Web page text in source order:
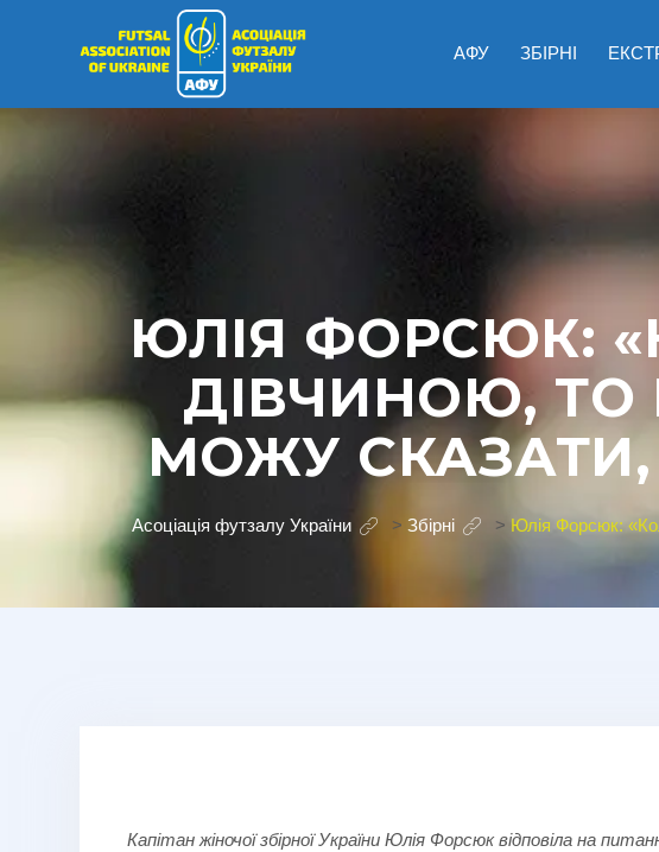
АФУ ЗБІРНІ
ЮЛІЯ ФОРСЮК:
ДІВЧИНОЮ, ТО
МОЖУ
Асоціація футзалу України > Збірні > Юлія Форсюк:
Капітан жіночої збірної України Юлія Форсюк відповіла на